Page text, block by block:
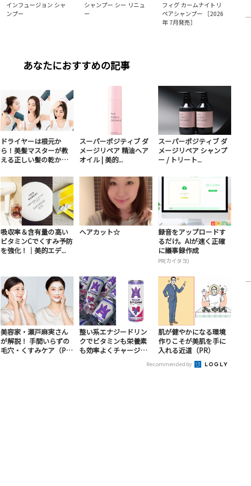
インフュージョン シャ
ンプー
シャンプー シー リニュ
ー
フィグ カームナイトリ
ペアシャンプー ［2026
年 7月発売］
あなたにおすすめの記事
ドライヤーは根元か
ら！美髪マスターが教
える正しい髪の乾かし
スーパーポジティブ ダ
メージリペア 精油ヘア
オイル | 美的...
スーパーポジティブ ダ
メージリペア シャンプ
ー / トリート...
吸収率＆含有量の高い
ビタミンCでくすみ予防
を強化！｜美的エデ...
ヘアカット☆
録音をアップロードす
るだけ。AIが速く正確
に議事録作成
PR(カイタヨ)
美容家・瀬戸麻実さん
が解説！ 手間いらずの
毛穴・くすみケア（P
整い系エナジードリン
クでビタミンも栄養素
も効率よくチャージ！
肌が健やかになる環境
作りこそが美肌を手に
入れる近道（PR）
Recommended by